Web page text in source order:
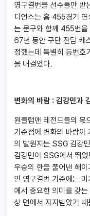
영구결번을 선수들만 받
디언스는 홈 455경기 연
는 문구와 함께 455번
67년 동안 구단 전담 캐
정했는데 특별히 등번호
을 내걸었다.
변화의 바람 : 김강민과
원클럽맨 레전드들의 몫
기준점에 변화의 바람
의 발원지는 SSG 김강
김강민이 SSG에서 뛰
우승의 한을 풀어낸 해
인 영구결번 기준에는
에서 중요한 의미를 갖
상 면에서 지지받았기 때